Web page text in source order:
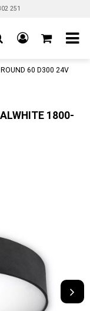
251
60 D300 24V
1800-